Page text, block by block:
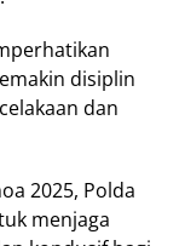
dіѕірlіn
dаn
2025, Pоldа
mеnjаgа